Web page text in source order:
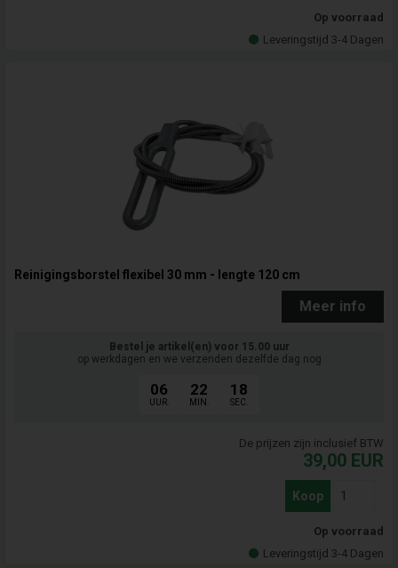
Op voorraad
Leveringstijd 3-4 Dagen
Reinigingsborstel flexibel 30 mm - lengte 120 cm
Meer info
Bestel je artikel(en) voor 15.00 uur
op werkdagen en we verzenden dezelfde dag nog
06
UUR.
22
MIN.
17
SEC.
De prijzen zijn inclusief BTW
39,00 EUR
Koop
Op voorraad
Leveringstijd 3-4 Dagen